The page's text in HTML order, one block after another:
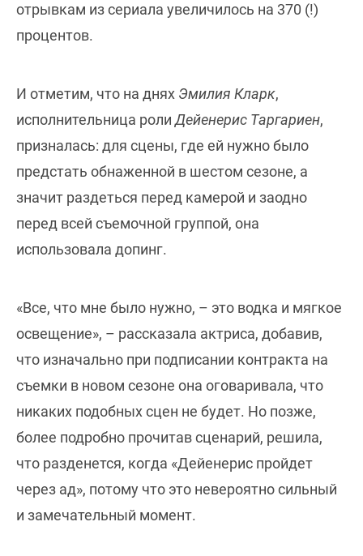
отрывкам из сериала увеличилось на 370 (!)
процентов.
И отметим, что на днях Эмилия Кларк,
исполнительница ролиДейенерис Таргариен,
призналась: для сцены, где ей нужно было
предстать обнаженной в шестом сезоне, а
значит раздеться перед камерой и заодно
перед всей съемочной группой, она
использовала допинг.
«Все, что мне было нужно, – это водка и мягкое
освещение», – рассказала актриса, добавив,
что изначально при подписании контракта на
съемки в новом сезоне она оговаривала, что
никаких подобных сцен не будет. Но позже,
более подробно прочитав сценарий, решила,
что разденется, когда «Дейенерис пройдет
через ад», потому что это невероятно сильный
и замечательный момент.